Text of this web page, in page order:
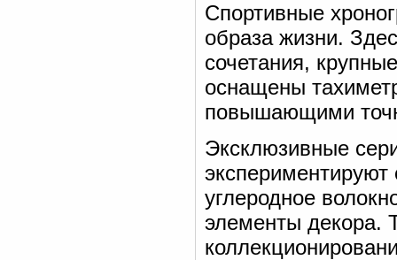
Спортивные
образа жизни.
сочетания,
оснащены
повышающими
Эксклюзивные
углеродное
элементы декора.